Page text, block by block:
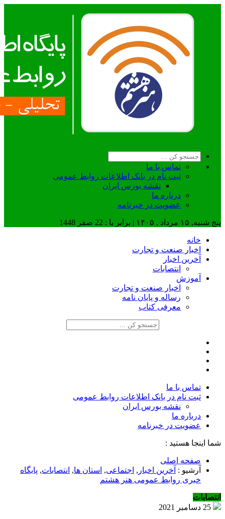
تماس با ما
ثبت نام در بانک اطلاعات روابط عمومی
نقشه بورس ایران
درباره ما
عضويت در خبرنامه
پنج شنبه, ۱۵ مرداد , ۱۴۰۵ | برابر با : 22 صفر 1448
خانه
اخبار صنعت و تجارت
آخرین اخبار
انتصابات
آموزش
اخبار صنعت و تجارت
رساله و پایان نامه
معرفی کتاب
تماس با ما
ثبت نام در بانک اطلاعات روابط عمومی
نقشه بورس ایران
درباره ما
عضويت در خبرنامه
شما اینجا هستید :
صفحه اصلی
آرشیو : آخرین اخبار , اجتماعی, استان ها, انتصابات, پایگاه
خبری روابط عمومی هنر هشتم
انتصابات
25 دسامبر 2021